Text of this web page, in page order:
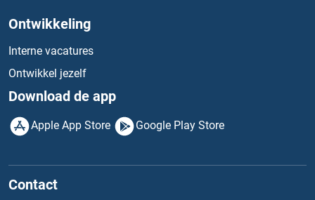
Ontwikkeling
Interne vacatures
Ontwikkel jezelf
Download de app
Apple App Store Google Play Store
Contact